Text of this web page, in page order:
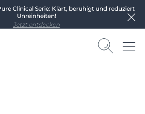
Clinical Serie: Klärt, beruhigt und reduziert
Unreinheiten!
Jetzt entdecken